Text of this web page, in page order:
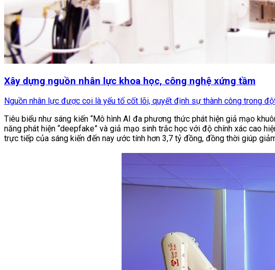
Xây dựng nguồn nhân lực khoa học, công nghệ xứng tầm
Nguồn nhân lực được coi là yếu tố cốt lõi, quyết định sự thành công trong
Tiêu biểu như sáng kiến “Mô hình AI đa phương thức phát hiện giả mạo
năng phát hiện “deepfake” và giả mạo sinh trắc học với độ chính xác cao
trực tiếp của sáng kiến đến nay ước tính hơn 3,7 tỷ đồng, đồng thời giúp